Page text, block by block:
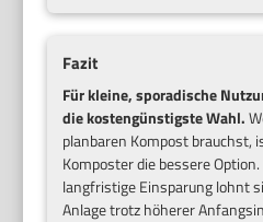
Fazit
Für kleine, sporadische
die kostengünstigste Wahl.
planbaren Kompost brauchst,
Komposter die bessere
langfristige Einsparung lohnt
Anlage trotz höherer